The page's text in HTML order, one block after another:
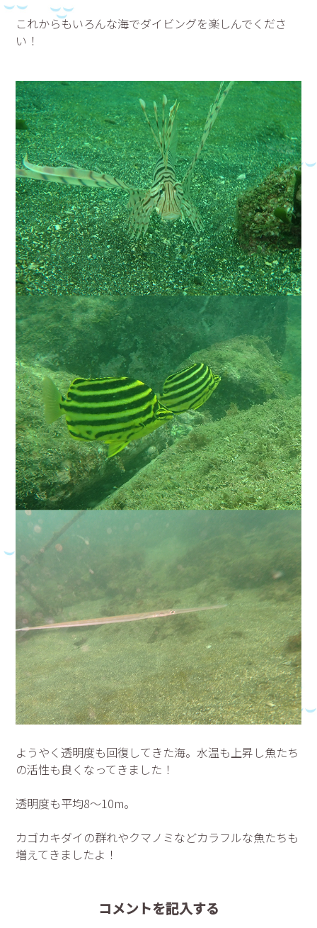
これからもいろんな海でダイビングを楽しんでくださ
い！
ようやく透明度も回復してきた海。水温も上昇し魚たち
の活性も良くなってきました！
透明度も平均8～10m。
カゴカキダイの群れやクマノミなどカラフルな魚たちも
増えてきましたよ！
コメントを記入する